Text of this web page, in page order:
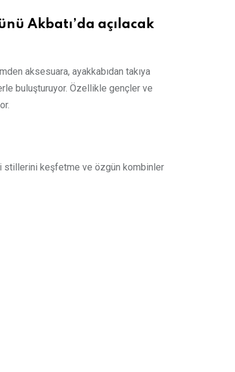
Akbatı’da açılacak
aksesuara, ayakkabıdan takıya
buluşturuyor. Özellikle gençler ve
stillerini keşfetme ve özgün kombinler